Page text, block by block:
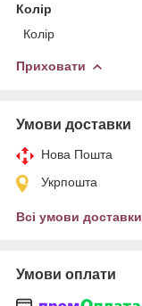
Колір
Колір
Приховати
Умови доставки
Нова Пошта
Укрпошта
Всі умови доставки
Умови оплати